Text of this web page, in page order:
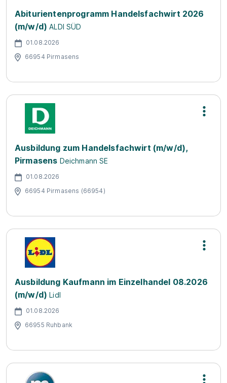
Abiturientenprogramm Handelsfachwirt 2026
(m/w/d) ALDI SÜD
01.08.2026
66954 Pirmasens
Ausbildung zum Handelsfachwirt (m/w/d),
Pirmasens Deichmann SE
01.08.2026
66954 Pirmasens (66954)
Ausbildung Kaufmann im Einzelhandel 08.2026
(m/w/d) Lidl
01.08.2026
66955 Ruhbank